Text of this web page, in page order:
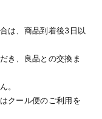
は、商品到着後3日以
き、良品との交換ま
。
クール便のご利用を